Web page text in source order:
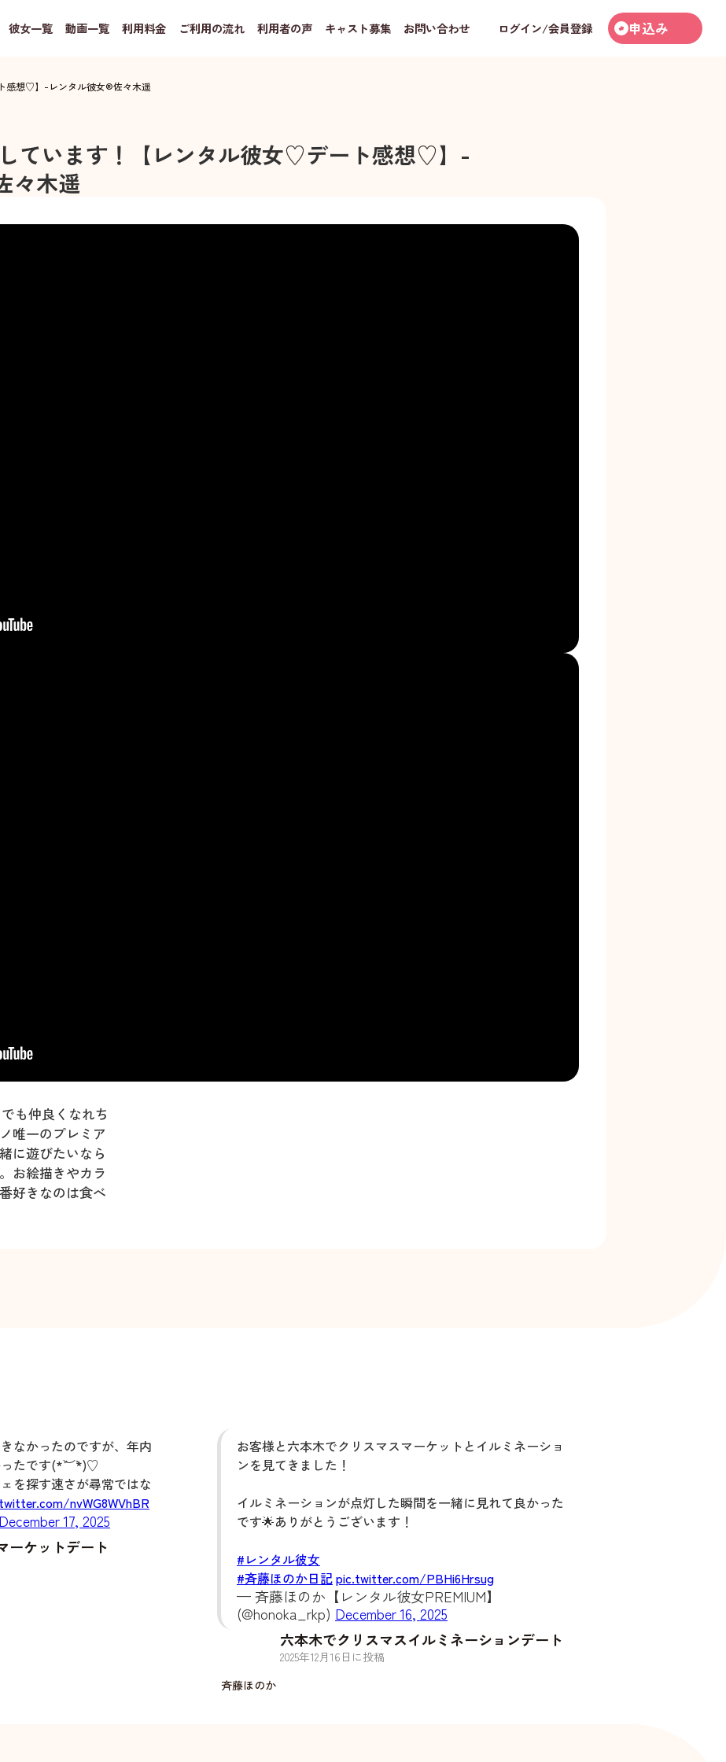
彼女一覧 動画一覧 利用料金 ご利用の流れ 利用者の声 キャスト募集 お問い合わせ ログイン/会員登録 申込み
感想♡】 -レンタル彼女®佐々木遥
ています！【レンタル彼女♡デート感想♡】 -
々木遥
も仲良くなれち
唯一のプレミア
に遊びたいなら
お絵描きやカラ
好きなのは食べ
なかったのですが、年内
たです(*´︶`*)♡
を探す速さが尋常ではな
nvWG8WVhBR
December 17, 2025
ーケットデート
お客様と六本木でクリスマスマーケットとイルミネーショ
ンを見てきました！
イルミネーションが点灯した瞬間を一緒に見れて良かった
です🌟ありがとうございます！
#レンタル彼女
#斉藤ほのか日記pic.twitter.com/PBHi6Hrsug
— 斉藤ほのか【レンタル彼女PREMIUM】
(@honoka_rkp) December 16, 2025
斉藤ほのか
六本木でクリスマスイルミネーションデート
2025年12月 16 日に投稿